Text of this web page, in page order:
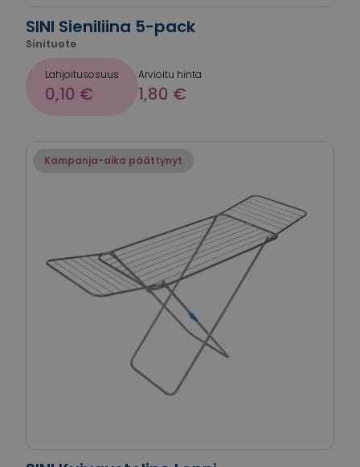
SINI Sieniliina 5-pack
Sinituote
Lahjoitusosuus
0,10 €
Arvioitu hinta
1,80 €
Kampanja-aika päättynyt